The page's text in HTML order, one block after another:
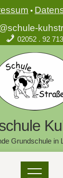
•
02052 . 92 713
Grundschule in